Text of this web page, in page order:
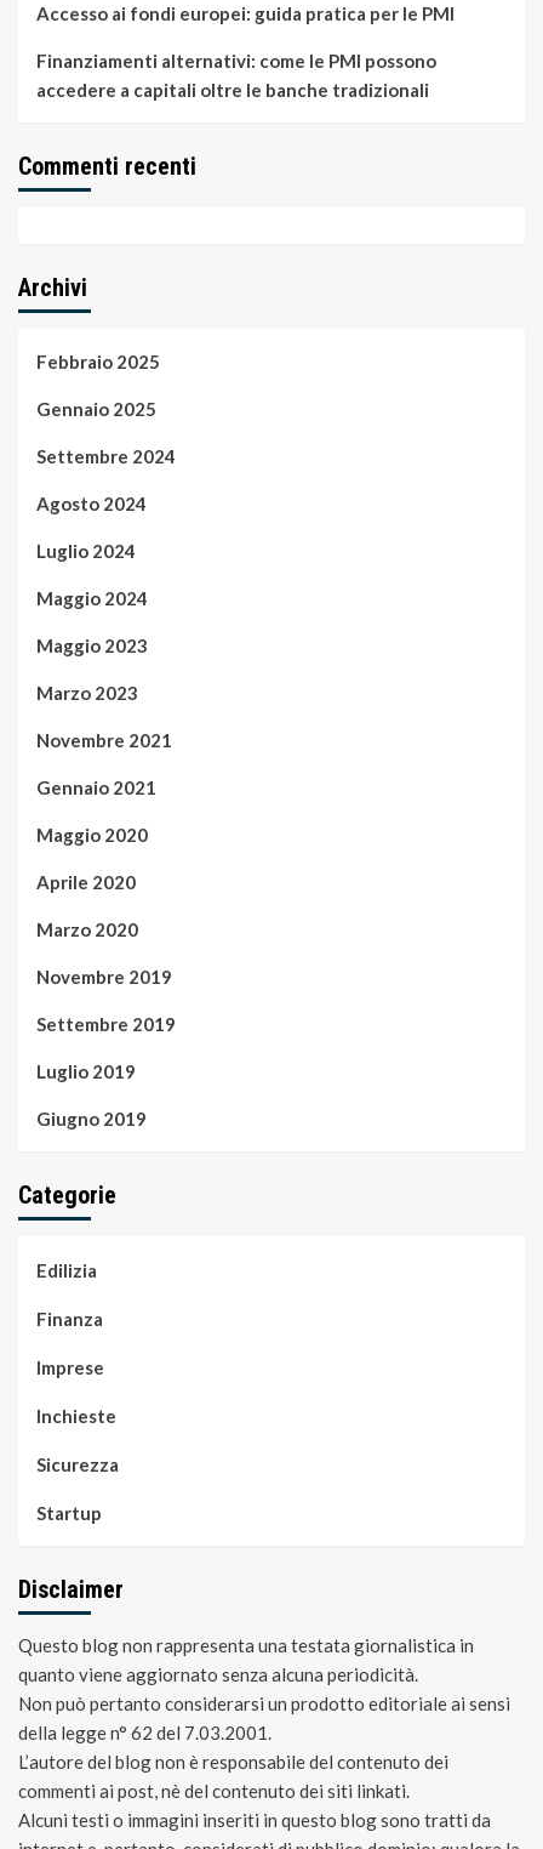
Accesso ai fondi europei: guida pratica per le PMI
Finanziamenti alternativi: come le PMI possono
accedere a capitali oltre le banche tradizionali
Commenti recenti
Archivi
Febbraio 2025
Gennaio 2025
Settembre 2024
Agosto 2024
Luglio 2024
Maggio 2024
Maggio 2023
Marzo 2023
Novembre 2021
Gennaio 2021
Maggio 2020
Aprile 2020
Marzo 2020
Novembre 2019
Settembre 2019
Luglio 2019
Giugno 2019
Categorie
Edilizia
Finanza
Imprese
Inchieste
Sicurezza
Startup
Disclaimer
Questo blog non rappresenta una testata giornalistica in
quanto viene aggiornato senza alcuna periodicità.
Non può pertanto considerarsi un prodotto editoriale ai sensi
della legge n° 62 del 7.03.2001.
L’autore del blog non è responsabile del contenuto dei
commenti ai post, nè del contenuto dei siti linkati.
Alcuni testi o immagini inseriti in questo blog sono tratti da